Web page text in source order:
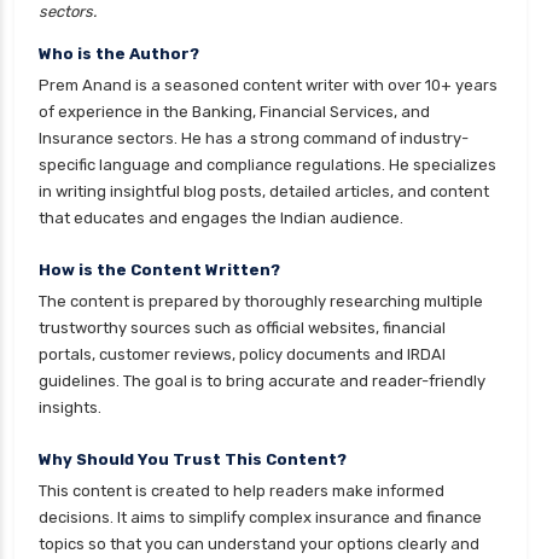
personal loan eligibility incred
personal loan eligibility indusind bank
personal loan eligibility kotak
personal loan eligibility shriram
personal loan eligibility tata capital
personal loan eligibility yes bank
personal loan for ca
personal loan for defence personnel
personal loan for doctors
personal loan for it professionals
personal loan for marriage
personal loan for nri
sectors.
Who is the Author?
Prem Anand is a seasoned content writer with over 10+ years
of experience in the Banking, Financial Services, and
Insurance sectors. He has a strong command of industry-
specific language and compliance regulations. He specializes
in writing insightful blog posts, detailed articles, and content
that educates and engages the Indian audience.
How is the Content Written?
The content is prepared by thoroughly researching multiple
trustworthy sources such as official websites, financial
portals, customer reviews, policy documents and IRDAI
guidelines. The goal is to bring accurate and reader-friendly
insights.
Why Should You Trust This Content?
This content is created to help readers make informed
decisions. It aims to simplify complex insurance and finance
topics so that you can understand your options clearly and